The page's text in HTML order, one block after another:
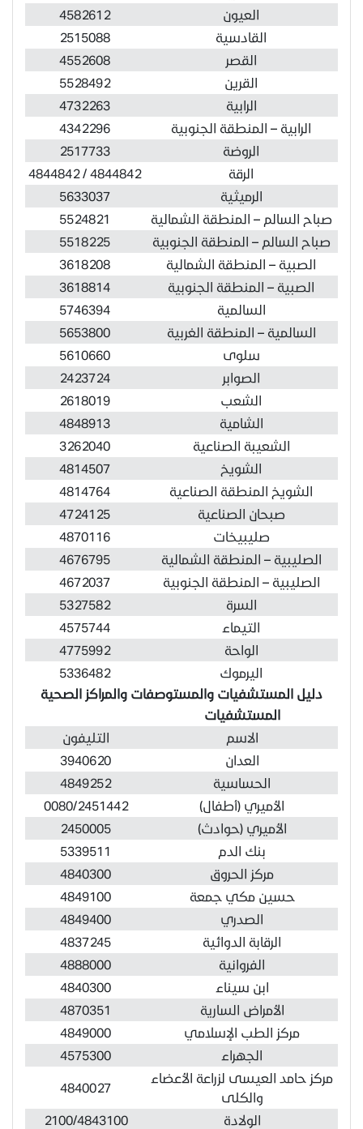
العيون
4582612
القادسية
2515088
القصر
4552608
القرين
5528492
الرابية
4732263
الرابية – المنطقة الجنوبية
4342296
الروضة
2517733
الرقة
4844842 / 4844842
الرميثية
5633037
صباح السالم – المنطقة الشمالية
5524821
صباح السالم – المنطقة الجنوبية
5518225
الصبية – المنطقة الشمالية
3618208
الصبية – المنطقة الجنوبية
3618814
السالمية
5746394
السالمية – المنطقة الغربية
5653800
سلوى
5610660
الصوابر
2423724
الشعب
2618019
الشامية
4848913
الشعيبة الصناعية
3262040
الشويخ
4814507
الشويخ المنطقة الصناعية
4814764
صبحان الصناعية
4724125
صليبيخات
4870116
الصليبية – المنطقة الشمالية
4676795
الصليبية – المنطقة الجنوبية
4672037
السرة
5327582
التيماء
4575744
الواحة
4775992
اليرموك
5336482
دليل المستشفيات والمستوصفات والمراكز الصحية
المستشفيات
الاسم
التليفون
العدان
3940620
الحساسية
4849252
الأميري (أطفال)
0080/2451442
الأميري (حوادث)
2450005
بنك الدم
5339511
مركز الحروق
4840300
حسين مكي جمعة
4849100
الصدري
4849400
الرقابة الدوائية
4837245
الفروانية
4888000
ابن سيناء
4840300
الأمراض السارية
4870351
مركز الطب الإسلامي
4849000
الجهراء
4575300
مركز حامد العيسى لزراعة الأعضاء
والكلى
4840027
الولادة
2100/4843100